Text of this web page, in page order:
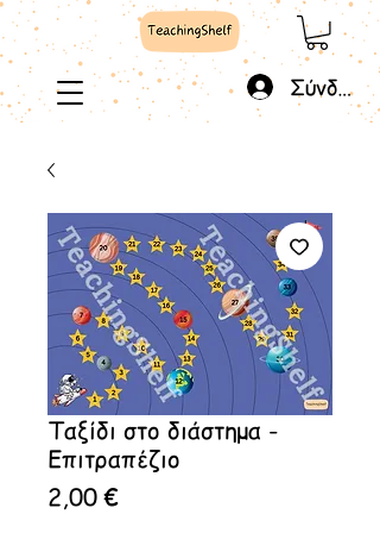
Σύνδεση
Ταξίδι στο διάστημα -
Επιτραπέζιο
2,00 €Τιμή